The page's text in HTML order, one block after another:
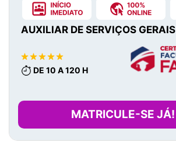
AUXILIAR DE SERVIÇOS GERAIS
DE 10 A 120 H
MATRICULE-SE JÁ!